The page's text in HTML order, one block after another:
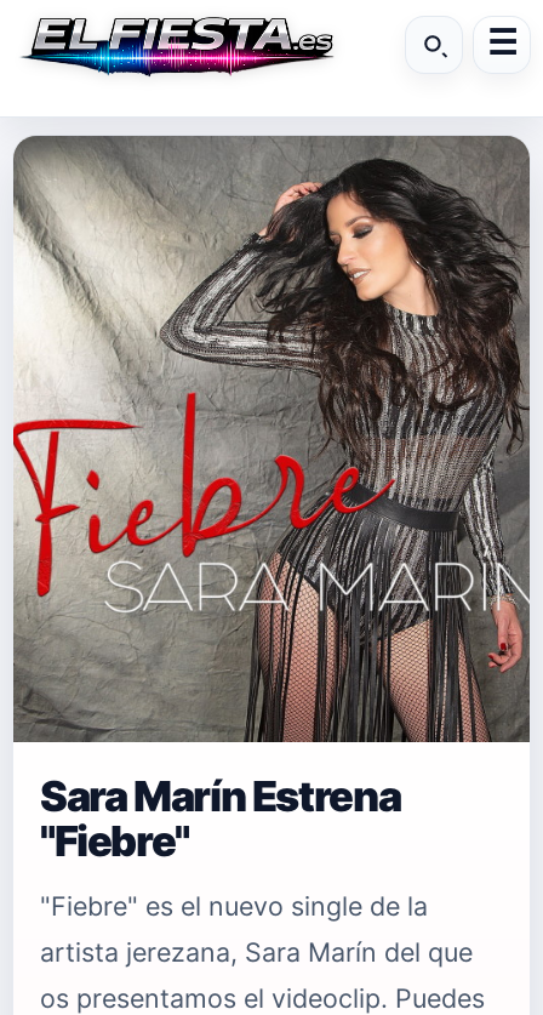
Sara Marín Estrena
"Fiebre"
"Fiebre" es el nuevo single de la
artista jerezana, Sara Marín del que
os presentamos el videoclip. Puedes